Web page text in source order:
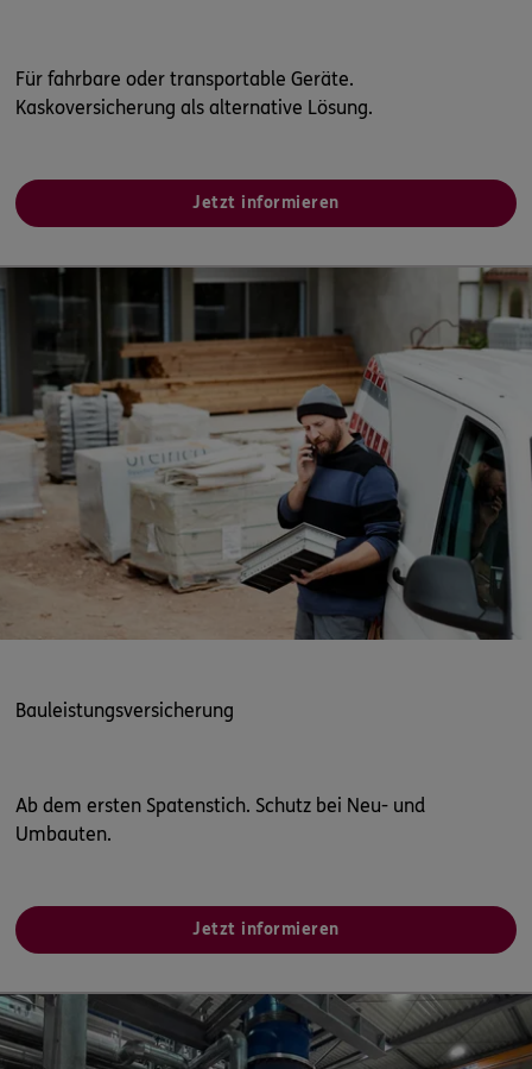
Für fahrbare oder transportable Geräte.
Kaskoversicherung als alternative Lösung.
Jetzt informieren
Bauleistungsversicherung
Ab dem ersten Spatenstich. Schutz bei Neu- und
Umbauten.
Jetzt informieren